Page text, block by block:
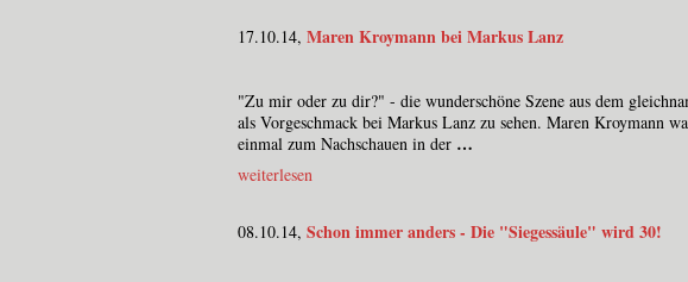
17.10.14, Maren Kroymann bei Markus Lanz
"Zu mir oder zu dir?" - die wunderschöne Szene aus dem
als Vorgeschmack bei Markus Lanz zu sehen. Maren Kroymann
einmal zum Nachschauen in der …
weiterlesen
08.10.14, Schon immer anders - Die "Siegessäule" wird 30!